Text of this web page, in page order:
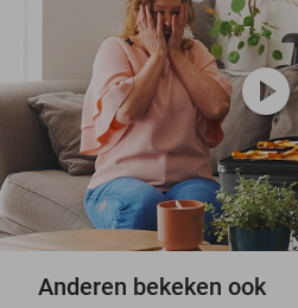
play_circle
Anderen bekeken ook